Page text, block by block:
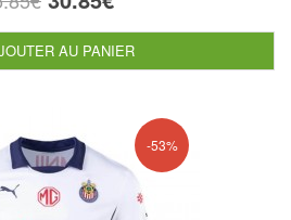
AU PANIER
-53%